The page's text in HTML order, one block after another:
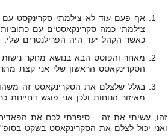
אף פעם עוד לא צילמתי סקרינקסט עם
צילמתי כמה סקרינקאסטים עם כתוביות
כאשר הקהל יעד היה הפרילנסרים שלי.
מאחר והפוסט הבא בנושא מחקר נישות
הסקרינקאסט הראשון שלי אני קצת
בגלל שלצלם את הסקרינקאסט זה
מאיזור הנוחות ולכן אני פוגש דחיינות
זהו, עשיתי את זה… סיפרתי לכם את
ואני יכול לצלם את הסקרינקאסט בשקט